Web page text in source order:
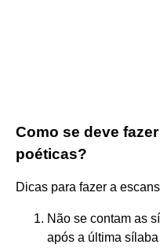
Como se deve
poéticas?
Dicas para fazer a
Não se contam as
após a última